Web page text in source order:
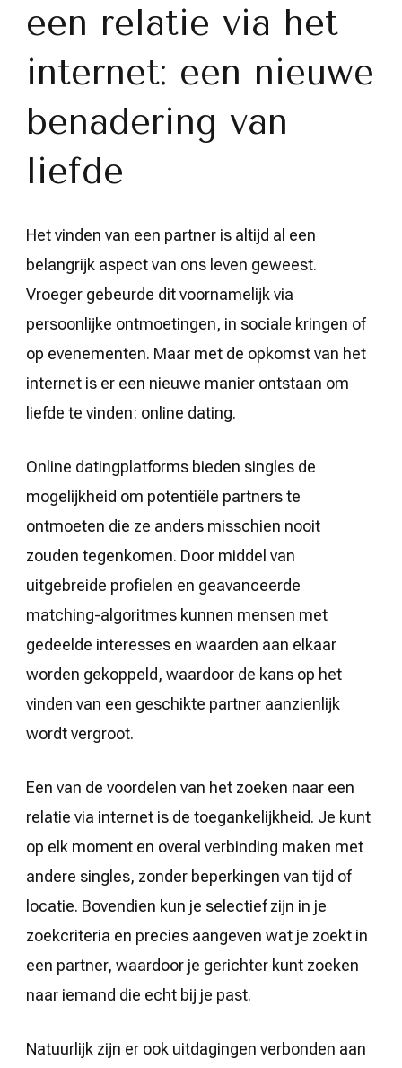
het
internet
een relatie via het
internet: een nieuwe
benadering van
liefde
Het vinden van een partner is altijd al een
belangrijk aspect van ons leven geweest.
Vroeger gebeurde dit voornamelijk via
persoonlijke ontmoetingen, in sociale kringen of
op evenementen. Maar met de opkomst van het
internet is er een nieuwe manier ontstaan om
liefde te vinden: online dating.
Online datingplatforms bieden singles de
mogelijkheid om potentiële partners te
ontmoeten die ze anders misschien nooit
zouden tegenkomen. Door middel van
uitgebreide profielen en geavanceerde
matching-algoritmes kunnen mensen met
gedeelde interesses en waarden aan elkaar
worden gekoppeld, waardoor de kans op het
vinden van een geschikte partner aanzienlijk
wordt vergroot.
Een van de voordelen van het zoeken naar een
relatie via internet is de toegankelijkheid. Je kunt
op elk moment en overal verbinding maken met
andere singles, zonder beperkingen van tijd of
locatie. Bovendien kun je selectief zijn in je
zoekcriteria en precies aangeven wat je zoekt in
een partner, waardoor je gerichter kunt zoeken
naar iemand die echt bij je past.
Natuurlijk zijn er ook uitdagingen verbonden aan